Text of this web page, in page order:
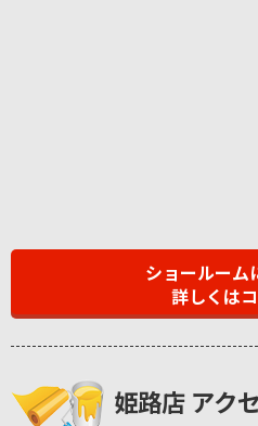
ショールーム
詳しくは
姫路店 アク